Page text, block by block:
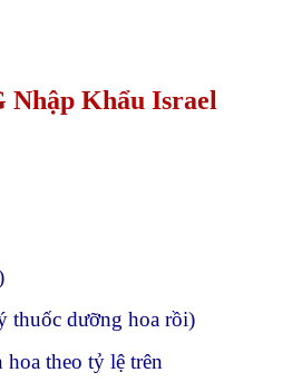
Nhập Khẩu Israel
thuốc dưỡng hoa rồi)
theo tỷ lệ trên